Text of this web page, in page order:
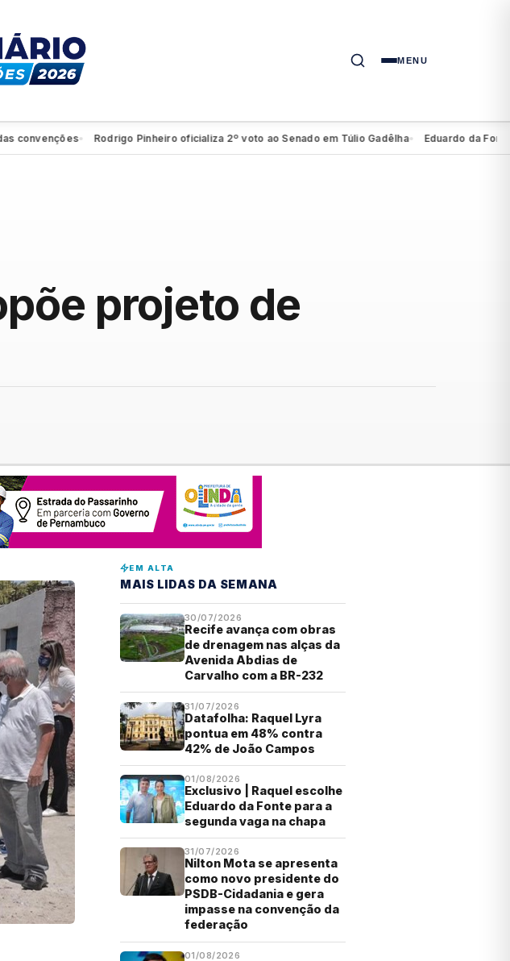
MENU
● Rodrigo Pinheiro oficializa 2º voto ao Senado em Túlio Gadêlha● Eduardo da Fonte
projeto de
EM ALTA
MAIS LIDAS DA SEMANA
30/07/2026
Recife avança com obras
de drenagem nas alças da
Avenida Abdias de
Carvalho com a BR-232
31/07/2026
Datafolha: Raquel Lyra
pontua em 48% contra
42% de João Campos
01/08/2026
Exclusivo | Raquel escolhe
Eduardo da Fonte para a
segunda vaga na chapa
31/07/2026
Nilton Mota se apresenta
como novo presidente do
PSDB-Cidadania e gera
impasse na convenção da
federação
01/08/2026